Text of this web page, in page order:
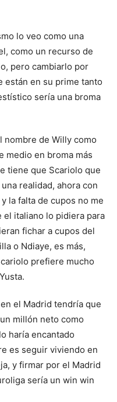
lo veo como una
como un recurso de
pero cambiarlo por
están en su prime tanto
sería una broma
nombre de Willy como
medio en broma más
tiene que Scariolo que
realidad, ahora con
la falta de cupos no me
el italiano lo pidiera para
fichar a cupos del
o Ndiaye, es más,
prefiere mucho
el Madrid tendría que
millón neto como
haría encantado
es seguir viviendo en
y firmar por el Madrid
sería un win win